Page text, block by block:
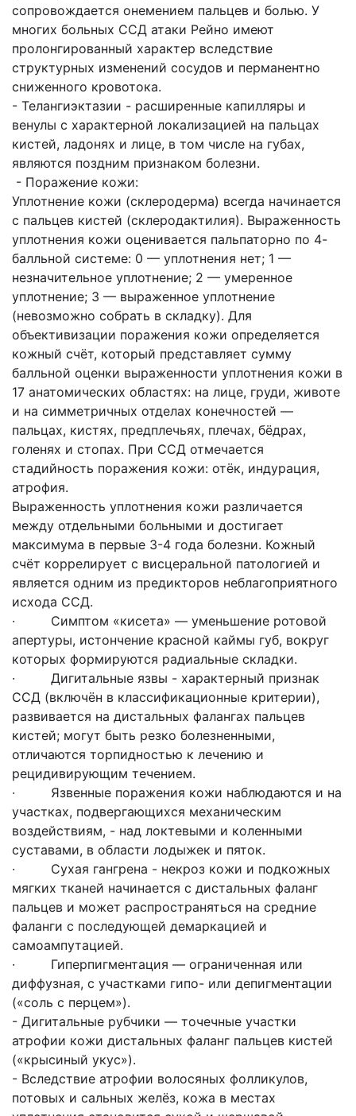
сопровождается онемением пальцев и болью. У
многих больных ССД атаки Рейно имеют
пролонгированный характер вследствие
структурных изменений сосудов и перманентно
сниженного кровотока.
- Телангиэктазии - расширенные капилляры и
венулы с характерной локализацией на пальцах
кистей, ладонях и лице, в том числе на губах,
являются поздним признаком болезни.
- Поражение кожи:
Уплотнение кожи (склеродерма) всегда начинается
с пальцев кистей (склеродактилия). Выраженность
уплотнения кожи оценивается пальпаторно по 4-
балльной системе: 0 — уплотнения нет; 1 —
незначительное уплотнение; 2 — умеренное
уплотнение; 3 — выраженное уплотнение
(невозможно собрать в складку). Для
объективизации поражения кожи определяется
кожный счёт, который представляет сумму
балльной оценки выраженности уплотнения кожи в
17 анатомических областях: на лице, груди, животе
и на симметричных отделах конечностей —
пальцах, кистях, предплечьях, плечах, бёдрах,
голенях и стопах. При ССД отмечается
стадийность поражения кожи: отёк, индурация,
атрофия.
Выраженность уплотнения кожи различается
между отдельными больными и достигает
максимума в первые 3-4 года болезни. Кожный
счёт коррелирует с висцеральной патологией и
является одним из предикторов неблагоприятного
исхода ССД.
· Симптом «кисета» — уменьшение ротовой
апертуры, истончение красной каймы губ, вокруг
которых формируются радиальные складки.
· Дигитальные язвы - характерный признак
ССД (включён в классификационные критерии),
развивается на дистальных фалангах пальцев
кистей; могут быть резко болезненными,
отличаются торпидностью к лечению и
рецидивирующим течением.
· Язвенные поражения кожи наблюдаются и на
участках, подвергающихся механическим
воздействиям, - над локтевыми и коленными
суставами, в области лодыжек и пяток.
· Сухая гангрена - некроз кожи и подкожных
мягких тканей начинается с дистальных фаланг
пальцев и может распространяться на средние
фаланги с последующей демаркацией и
самоампутацией.
· Гиперпигментация — ограниченная или
диффузная, с участками гипо- или депигментации
(«соль с перцем»).
- Дигитальные рубчики — точечные участки
атрофии кожи дистальных фаланг пальцев кистей
(«крысиный укус»).
- Вследствие атрофии волосяных фолликулов,
потовых и сальных желёз, кожа в местах